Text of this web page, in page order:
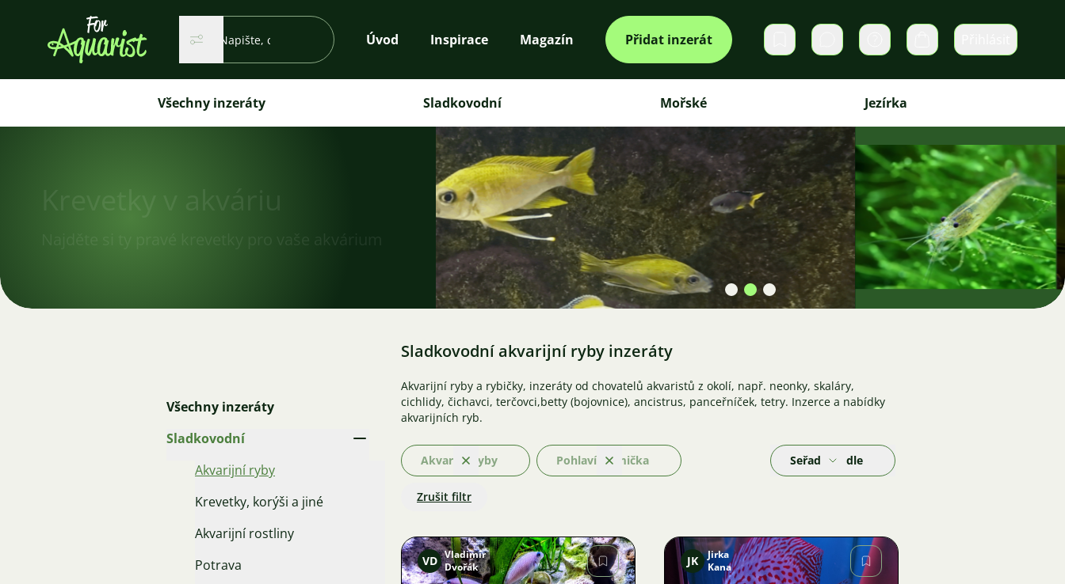
Hledat
Hledat Úvod Inspirace Magazín Přidat inzerát Soukromé zprávy Košík
Všechny inzeráty Sladkovodní Mořské Jezírka
Všechny inzeráty
Sladkovodní
Akvarijní ryby
Krevetky, korýši a jiné
Akvarijní rostliny
Potrava
Sladkovodní akvarijní ryby inzeráty
Akvarijní ryby a rybičky, inzeráty od chovatelů akvaristů z okolí, např. neonky, skaláry,
cichlidy, čichavci, terčovci,betty (bojovnice), ancistrus, panceřníček, tetry. Inzerce a nabídky
akvarijních ryb.
Akvarijní ryby
Odstranit Pohlaví: Samička
Odstranit
Zrušit filtr
Seřadit podle
VD Vladimír
Dvořák
JK
Jirka
Kana